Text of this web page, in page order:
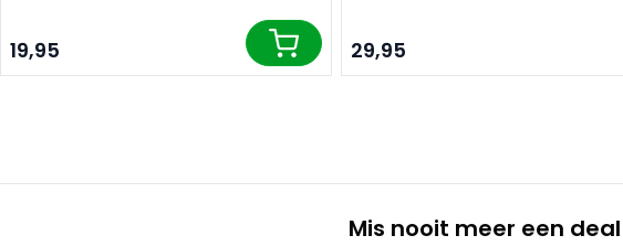
19,95 In winkelwagen
29,95
Mis nooit meer een